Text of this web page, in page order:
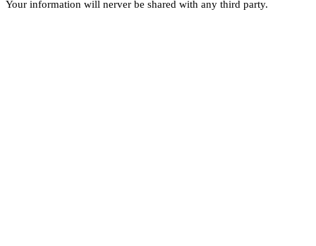
Your information will nerver be shared with any third party.